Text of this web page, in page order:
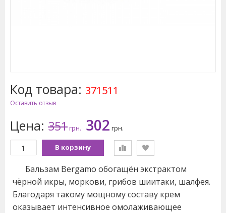
Код товара: 371511
Оставить отзыв
Цена: 351грн. 302 грн.
В корзину
Бальзам Bergamo обогащён экстрактом
чёрной икры, моркови, грибов шиитаки, шалфея.
Благодаря такому мощному составу крем
оказывает интенсивное омолаживающее